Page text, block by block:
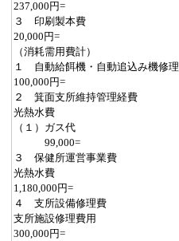
237,000円=
３ 印刷製本費
20,000円=
（消耗需用費計）
１ 自動給餌機・自動追込み機修理
100,000円=
２ 箕面支所維持管理経費
光熱水費
（１）ガス代
99,000=
３ 保健所運営事業費
光熱水費
1,180,000円=
４ 支所設備修理費
支所施設修理費用
300,000円=